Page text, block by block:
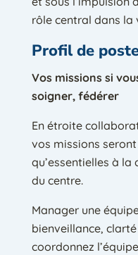
rôle central dans la
Profil de
Vos missions si
soigner, fédérer
En étroite
vos missions
qu’essentielles à
du centre.
Manager une
bienveillance,
coordonnez